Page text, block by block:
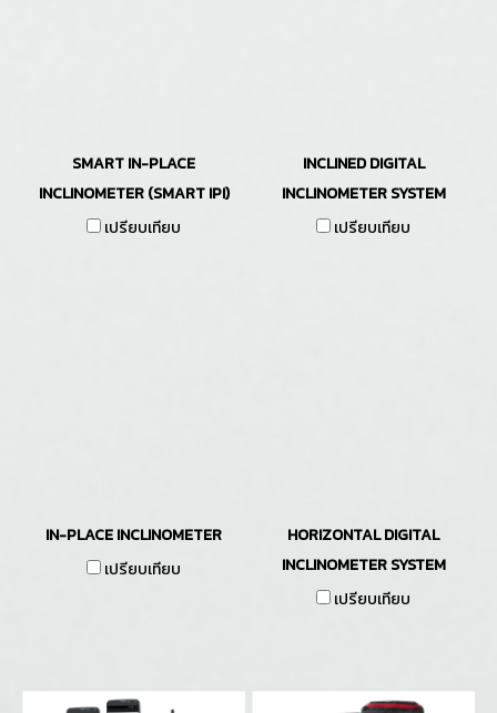
SMART IN-PLACE
INCLINOMETER (SMART IPI)
เปรียบเทียบ
INCLINED DIGITAL
INCLINOMETER SYSTEM
เปรียบเทียบ
IN-PLACE INCLINOMETER
เปรียบเทียบ
HORIZONTAL DIGITAL
INCLINOMETER SYSTEM
เปรียบเทียบ